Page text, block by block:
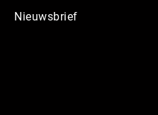
Nieuwsbrief